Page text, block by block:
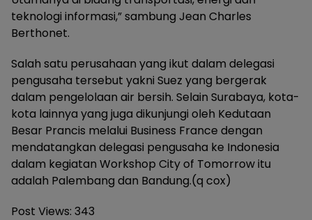
teknologi informasi,” sambung Jean Charles
Berthonet.
Salah satu perusahaan yang ikut dalam delegasi
pengusaha tersebut yakni Suez yang bergerak
dalam pengelolaan air bersih. Selain Surabaya, kota-
kota lainnya yang juga dikunjungi oleh Kedutaan
Besar Prancis melalui Business France dengan
mendatangkan delegasi pengusaha ke Indonesia
dalam kegiatan Workshop City of Tomorrow itu
adalah Palembang dan Bandung.(q cox)
Post Views: 343